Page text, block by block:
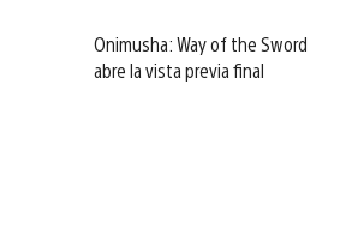
Onimusha: Way of the Sword
abre la vista previa final